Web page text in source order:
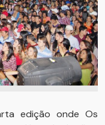
edição onde Os